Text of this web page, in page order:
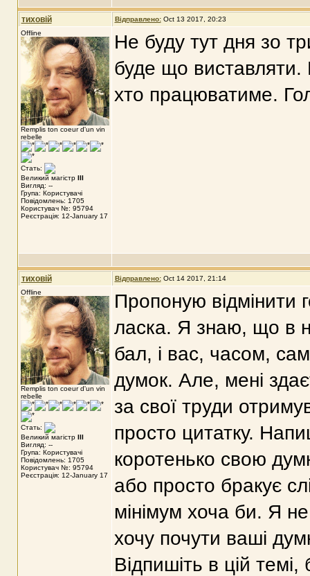
тиховій Відправлено: Oct 13 2017, 20:23
Offline
Remplis ton coeur d'un vin
rebelle
Стать:
Великий магістр III
Вигляд: --
Група: Користувачі
Повідомлень: 1705
Користувач №: 95794
Реєстрація: 12-January 17
Не буду тут дня зо
буде що виставляти.
хто працюватиме.
тиховій Відправлено: Oct 14 2017, 21:14
Offline
Remplis ton coeur d'un vin
rebelle
Стать:
Великий магістр III
Вигляд: --
Група: Користувачі
Повідомлень: 1705
Користувач №: 95794
Реєстрація: 12-January 17
Пропоную відмінити
ласка. Я знаю, що в
бал, і вас, часом,
думок. Але, мені
за свої труди
просто цитатку.
коротенько свою
або просто бракує
мінімум хоча би. Я
хочу почути ваші
Відпишіть в цій